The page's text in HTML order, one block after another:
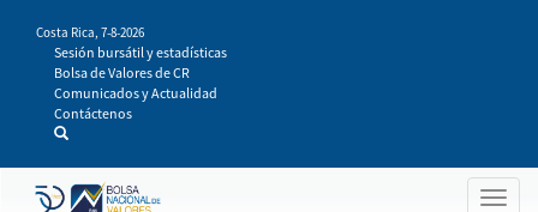
contenido
principal
Costa Rica, 7-8-2026
Sesión bursátil y estadísticas
Bolsa de Valores de CR
Comunicados y Actualidad
Contáctenos